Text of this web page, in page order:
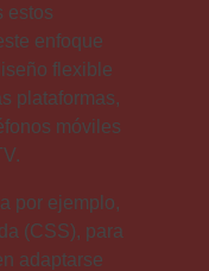
estos
enfoque
flexible
plataformas,
móviles
por ejemplo,
(CSS), para
adaptarse